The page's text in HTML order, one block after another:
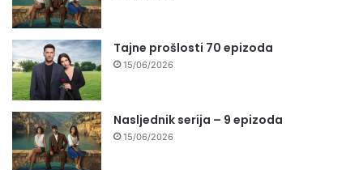
Tajne prošlosti 70 epizoda
15/06/2026
Nasljednik serija – 9 epizoda
15/06/2026